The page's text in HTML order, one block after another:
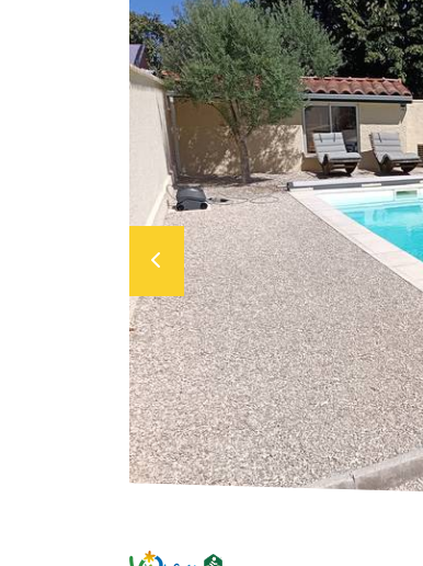
Start Übernachten Vermietung